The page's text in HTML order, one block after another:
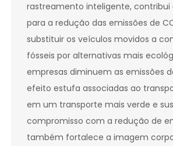
rastreamento inteligente,
para a redução das emissões de
substituir os veículos movidos a
fósseis por alternativas mais
empresas diminuem as emissões
efeito estufa associadas ao
em um transporte mais verde e
compromisso com a redução de
também fortalece a imagem